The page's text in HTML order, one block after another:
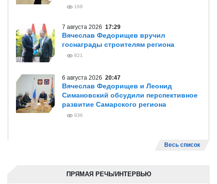
168
7 августа 2026 17:29
Вячеслав Федорищев вручил
госнаграды строителям региона
821
6 августа 2026 20:47
Вячеслав Федорищев и Леонид
Симановский обсудили перспективное
развитие Самарского региона
936
Весь список
ПРЯМАЯ РЕЧЬ/ИНТЕРВЬЮ